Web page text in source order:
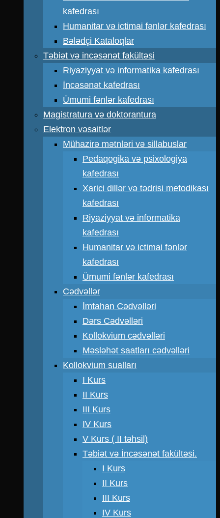
kafedrası
Humanitar və ictimai fənlər kafedrası
Bələdçi Kataloqlar
Təbiət və incəsənət fakültəsi
Riyaziyyat və informatika kafedrası
İncəsənət kafedrası
Ümumi fənlər kafedrası
Magistratura və doktorantura
Elektron vəsaitlər
Mühazirə mətnləri və sillabuslar
Pedaqogika və psixologiya
kafedrası
Xarici dillər və tədrisi metodikası
kafedrası
Riyaziyyat və informatika
kafedrası
Humanitar və ictimai fənlər
kafedrası
Ümumi fənlər kafedrası
Cədvəllər
İmtahan Cədvəlləri
Dərs Cədvəlləri
Kollokvium cədvəlləri
Məsləhət saatları cədvəlləri
Kollokvium sualları
I Kurs
II Kurs
III Kurs
IV Kurs
V Kurs ( II təhsil)
Təbiət və İncəsənət fakültəsi.
I Kurs
II Kurs
III Kurs
IV Kurs